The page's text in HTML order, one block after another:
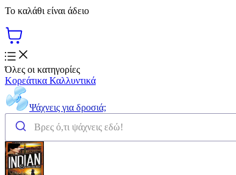
Το καλάθι είναι άδειο
Όλες οι κατηγορίες
Κορεάτικα Καλλυντικά
Ψάχνεις για δροσιά;